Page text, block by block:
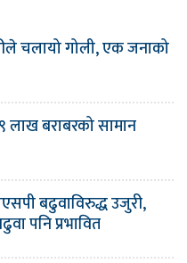
चलायो गोली, एक जनाको
लाख बराबरको सामान
बढुवाविरुद्ध उजुरी,
पनि प्रभावित